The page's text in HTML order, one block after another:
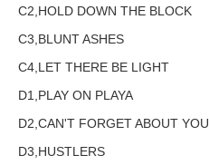
C2,HOLD DOWN THE BLOCK
C3,BLUNT ASHES
C4,LET THERE BE LIGHT
D1,PLAY ON PLAYA
D2,CAN'T FORGET ABOUT YOU
D3,HUSTLERS